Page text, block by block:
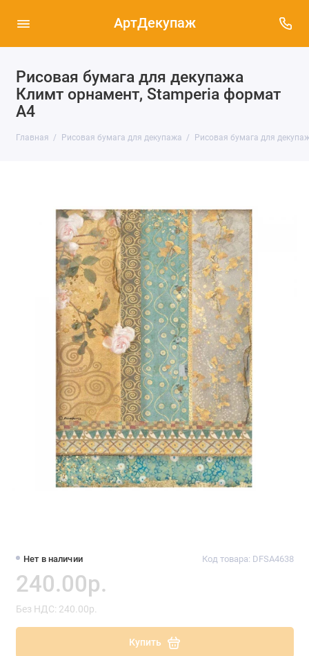
АртДекупаж
Рисовая бумага для декупажа
Климт орнамент, Stamperia формат
А4
Главная Рисовая бумага для декупажа Рисовая бумага для
Нет в наличии Код товара: DFSA4638
240.00р.
Без НДС: 240.00р.
Купить